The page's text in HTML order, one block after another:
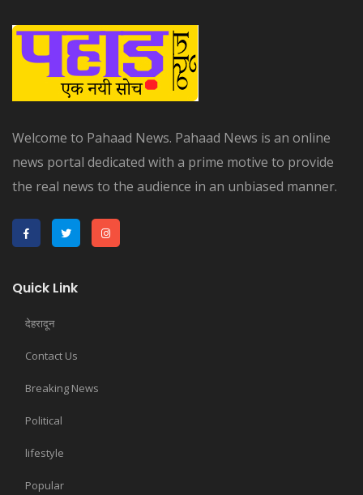
Welcome to Pahaad News. Pahaad News is an online
news portal dedicated with a prime motive to provide
the real news to the audience in an unbiased manner.
Quick Link
देहरादून
Contact Us
Breaking News
Political
lifestyle
Popular